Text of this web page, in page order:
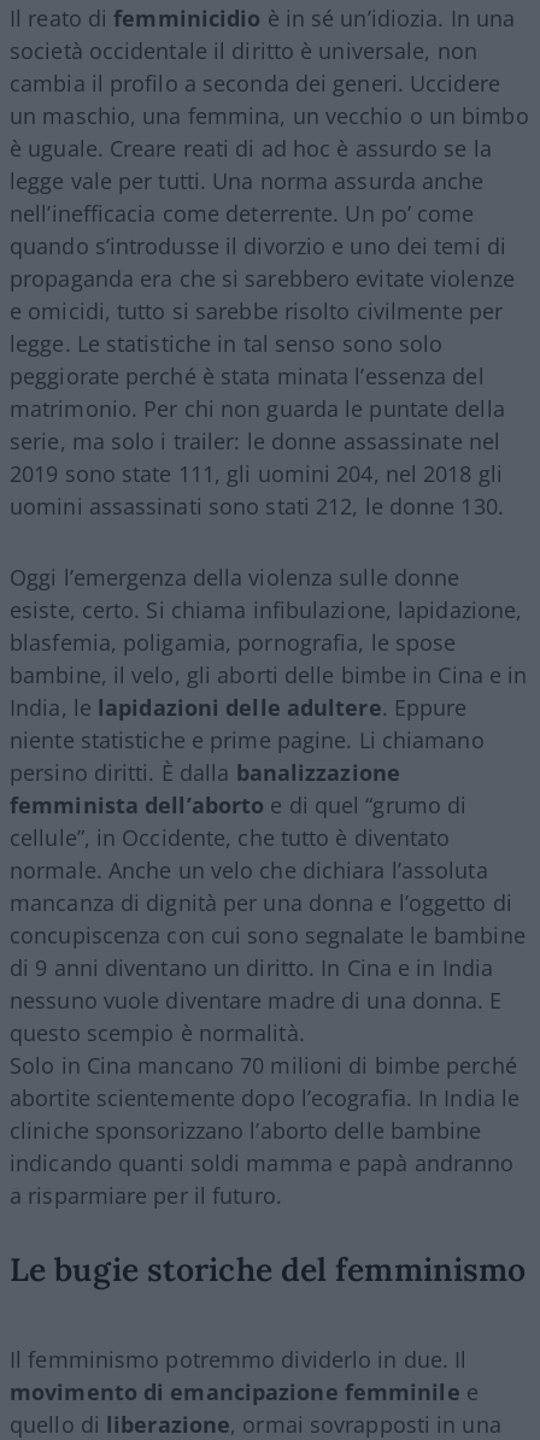
Il reato difemminicidio è in sé un’idiozia. In una
società occidentale il diritto è universale, non
cambia il profilo a seconda dei generi. Uccidere
un maschio, una femmina, un vecchio o un bimbo
è uguale. Creare reati di ad hoc è assurdo se la
legge vale per tutti. Una norma assurda anche
nell’inefficacia come deterrente. Un po’ come
quando s’introdusse il divorzio e uno dei temi di
propaganda era che si sarebbero evitate violenze
e omicidi, tutto si sarebbe risolto civilmente per
legge. Le statistiche in tal senso sono solo
peggiorate perché è stata minata l’essenza del
matrimonio. Per chi non guarda le puntate della
serie, ma solo i trailer: le donne assassinate nel
2019 sono state 111, gli uomini 204, nel 2018 gli
uomini assassinati sono stati 212, le donne 130.
Oggi l’emergenza della violenza sulle donne
esiste, certo. Si chiama infibulazione, lapidazione,
blasfemia, poligamia, pornografia, le spose
bambine, il velo, gli aborti delle bimbe in Cina e in
India, le lapidazioni delle adultere. Eppure
niente statistiche e prime pagine. Li chiamano
persino diritti. È dalla banalizzazione
femminista dell’aborto e di quel “grumo di
cellule”, in Occidente, che tutto è diventato
normale. Anche un velo che dichiara l’assoluta
mancanza di dignità per una donna e l’oggetto di
concupiscenza con cui sono segnalate le bambine
di 9 anni diventano un diritto. In Cina e in India
nessuno vuole diventare madre di una donna. E
questo scempio è normalità.
Solo in Cina mancano 70 milioni di bimbe perché
abortite scientemente dopo l’ecografia. In India le
cliniche sponsorizzano l’aborto delle bambine
indicando quanti soldi mamma e papà andranno
a risparmiare per il futuro.
Le bugie storiche del femminismo
Il femminismo potremmo dividerlo in due. Il
movimento di emancipazione femminile e
quello di liberazione, ormai sovrapposti in una